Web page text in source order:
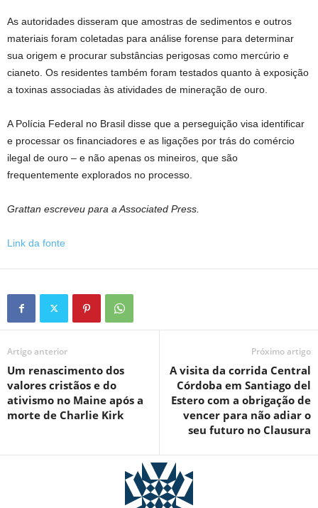
As autoridades disseram que amostras de sedimentos e outros
materiais foram coletadas para análise forense para determinar
sua origem e procurar substâncias perigosas como mercúrio e
cianeto. Os residentes também foram testados quanto à exposição
a toxinas associadas às atividades de mineração de ouro.
A Polícia Federal no Brasil disse que a perseguição visa identificar
e processar os financiadores e as ligações por trás do comércio
ilegal de ouro – e não apenas os mineiros, que são
frequentemente explorados no processo.
Grattan escreveu para a Associated Press.
Link da fonte
Artigo anterior
Um renascimento dos
valores cristãos e do
ativismo no Maine após a
morte de Charlie Kirk
Próximo artigo
A visita da corrida Central
Córdoba em Santiago del
Estero com a obrigação de
vencer para não adiar o
seu futuro no Clausura